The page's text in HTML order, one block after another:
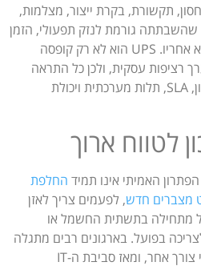
תקשורת, בקרת ייצור, מצלמות,
שהשבתתה גורמת לנזק תפעולי, הזמן
הנכון לטפל הוא לפני הכשל, לא אחריו. UPS הוא לא רק קופסה
עסקית, ולכן כל התראה
צריכה להיבחן בהקשר של סיכון, SLA, תלות מערכתית ויכולת
לטווח ארוך
החלפת
מצברים חדש, לפעמים צריך לאזן
מתחילה בתשתית החשמל או
בפועל. בארגונים רבים מתגלה
שה-UPS נבחר לפני שנים לפי צורך אחר, ומאז סביבת ה-IT